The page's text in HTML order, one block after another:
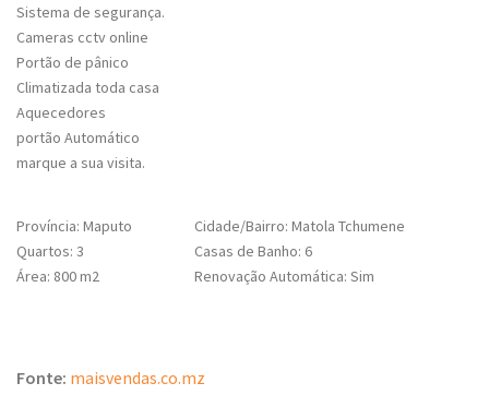
Sistema de segurança.
Cameras cctv online
Portão de pânico
Climatizada toda casa
Aquecedores
portão Automático
marque a sua visita.
Província: Maputo Cidade/Bairro: Matola Tchumene
Quartos: 3
Casas de Banho: 6
Área: 800 m2
Renovação Automática: Sim
Fonte: maisvendas.co.mz